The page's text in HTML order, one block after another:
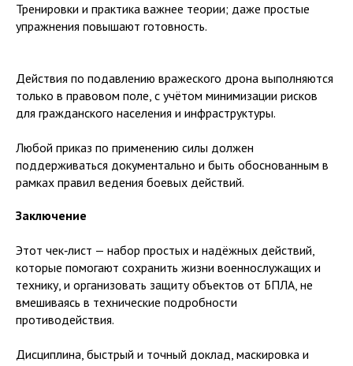
Тренировки и практика важнее теории; даже простые
упражнения повышают готовность.
Действия по подавлению вражеского дрона выполняются
только в правовом поле, с учётом минимизации рисков
для гражданского населения и инфраструктуры.
Любой приказ по применению силы должен
поддерживаться документально и быть обоснованным в
рамках правил ведения боевых действий.
Заключение
Этот чек‑лист — набор простых и надёжных действий,
которые помогают сохранить жизни военнослужащих и
технику, и организовать защиту объектов от БПЛА, не
вмешиваясь в технические подробности
противодействия.
Дисциплина, быстрый и точный доклад, маскировка и